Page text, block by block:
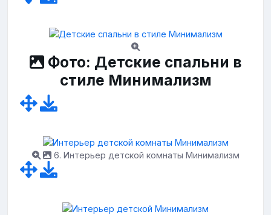
Фото: Детские спальни в
стиле Минимализм
6. Интерьер детской комнаты Минимализм